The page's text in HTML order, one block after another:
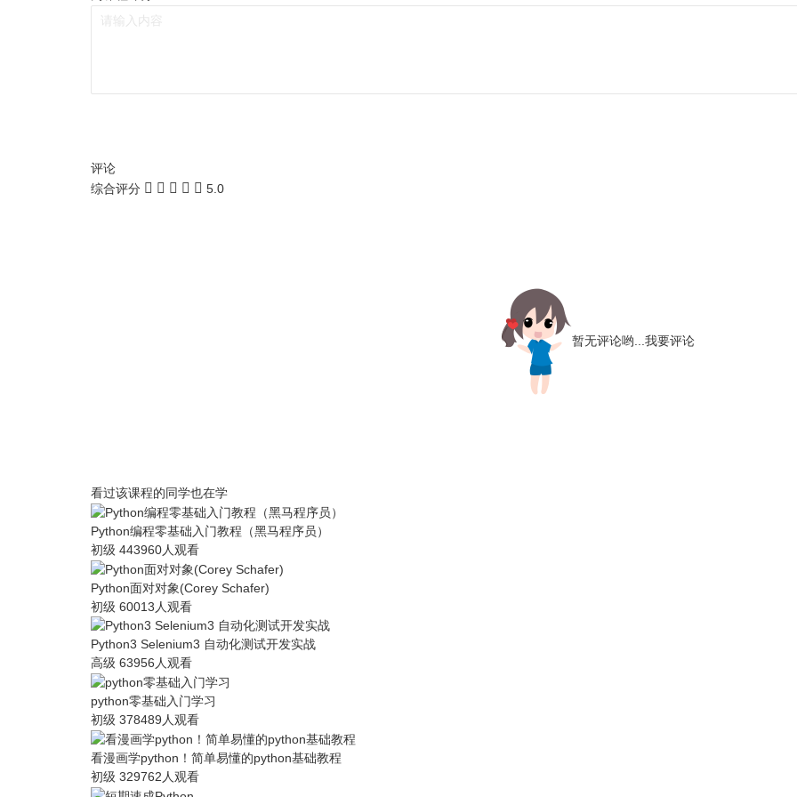
评论
综合评分
5.0
暂无评论哟... 我要评论
看过该课程的同学也在学
Python编程零基础入门教程（黑马程序员）
初级 443960人观看
Python面对对象(Corey Schafer)
初级 60013人观看
Python3 Selenium3 自动化测试开发实战
高级 63956人观看
python零基础入门学习
初级 378489人观看
看漫画学python！简单易懂的python基础教程
初级 329762人观看